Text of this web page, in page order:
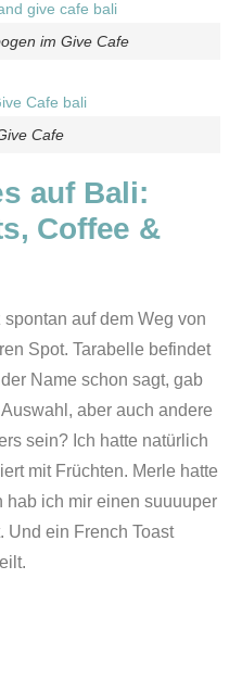
im Give Cafe
Cafe
auf Bali:
Coffee &
auf dem Weg von
Spot. Tarabelle befindet
Name schon sagt, gab
aber auch andere
sein? Ich hatte natürlich
mit Früchten. Merle hatte
hab ich mir einen suuuuper
Und ein French Toast